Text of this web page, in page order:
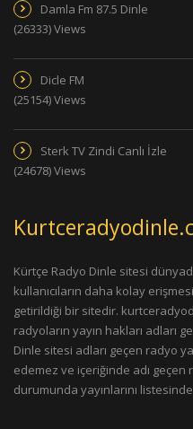
Damla Fm 87.5 Dinle
(26333) Views
Dicle FM
(25154) Views
Sterk TV Zindi Canlı İzle
(24678) Views
Kürtçe Radyo Dinle sitesi
kullanıcıların daha kolay
getirildiği bir sitedir.
radyoların yayın hakları adları
Dinle sitesi adları geçen radyo
edemez ve içeriğinde adı
durumunda yayınlarını